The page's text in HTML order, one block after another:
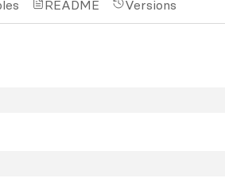
README Versions